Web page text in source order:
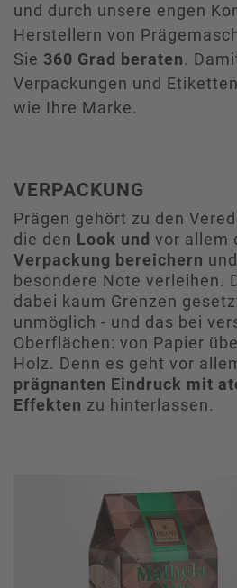
und durch unsere engen
Herstellern von
Sie 360 Grad beraten.
Verpackungen und
wie Ihre Marke.
VERPACKUNG
Prägen gehört zu den
die den Look und vor allem
Verpackung bereichern
besondere Note verleihen.
dabei kaum Grenzen
unmöglich - und das bei
Oberflächen: von Papier
Holz. Denn es geht vor
prägnanten Eindruck mit
Effekten zu hinterlassen.